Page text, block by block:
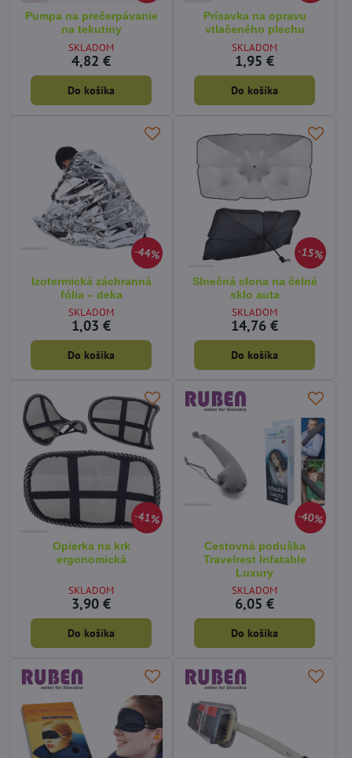
Pumpa na prečerpávanie
na tekutiny
SKLADOM
4,82 €
Do košíka
Prísavka na opravu
vtlačeného plechu
SKLADOM
1,95 €
Do košíka
44%
Izotermická záchranná
fólia – deka
SKLADOM
1,03 €
Do košíka
15%
Slnečná clona na čelné
sklo auta
SKLADOM
14,76 €
Do košíka
41%
Opierka na krk
ergonomická
SKLADOM
3,90 €
Do košíka
40%
Cestovná poduška
Travelrest Infatable
Luxury
SKLADOM
6,05 €
Do košíka